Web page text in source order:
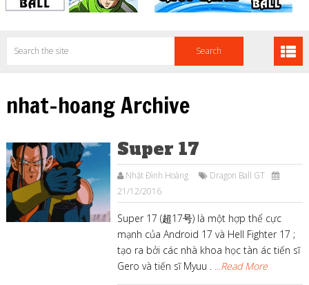
nhat-hoang Archive
Super 17
Nhật Đình Hoàng
Dragon Ball GT
21/12/2016
Super 17 (超17号) là một hợp thể cực
mạnh của Android 17 và Hell Fighter 17 ;
tạo ra bởi các nhà khoa học tàn ác tiến sĩ
Gero và tiến sĩ Myuu . ...Read More